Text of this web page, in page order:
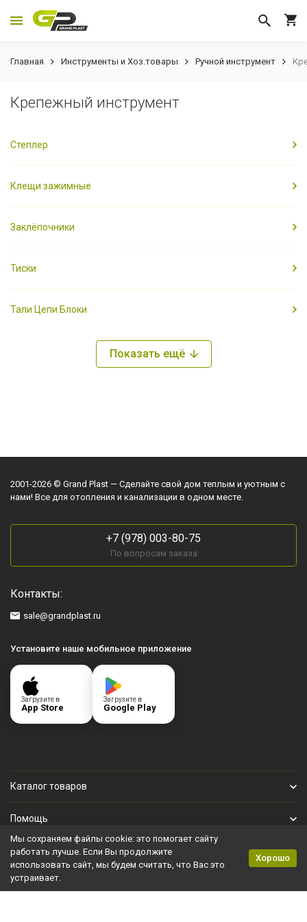
Главная Инструменты и Хоз.товары Ручной инструмент
Крепежный инструмент
Степлер
Клещи зажимные
Заклёпочники
Тиски
Тали Цепи Блоки
Показать ещё
2001-2026 © Grand Plast — Сделайте свой дом теплым и уютным с
нами! Все для отопления и канализации в одном месте.
+7 (978) 003-80-75
По вопросам заказа
Контакты:
sale@grandplast.ru
Установите наше мобильное приложение
Загрузите в
App Store
Загрузите в
Google Play
Каталог товаров
Помощь
Личный кабинет
Политика персональных данных
Мы сохраняем файлы cookie: это помогает сайту
работать лучше. Если Вы продолжите
использовать сайт, мы будем считать, что Вас это
устраивает.
Хорошо